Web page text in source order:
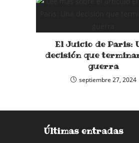
El Juicio de Paris:
decisión que
guerra
septiembre 27, 2024
Últimas entradas